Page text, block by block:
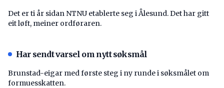
Det er ti år sidan NTNU etablerte seg i Ålesund. Det har gitt
eit løft, meiner ordføraren.
Har sendt varsel om nytt søksmål
Brunstad-eigar med første steg i ny runde i søksmålet om
formuesskatten.